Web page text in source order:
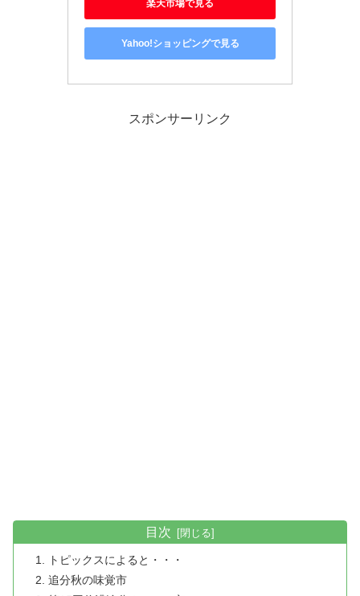
楽天市場で見る
Yahoo!ショッピングで見る
スポンサーリンク
目次
トピックスによると・・・
追分秋の味覚市